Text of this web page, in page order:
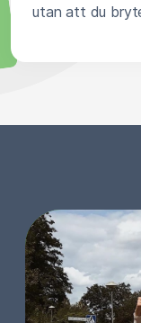
utan att du